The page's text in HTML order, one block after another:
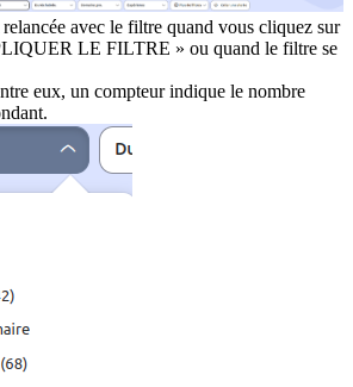
avec le filtre quand vous cliquez sur
LE FILTRE » ou quand le filtre se
eux, un compteur indique le nombre